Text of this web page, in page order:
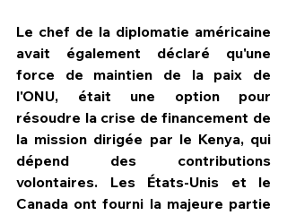
Le chef de la diplomatie américaine
avait également déclaré qu'une
force de maintien de la paix de
l'ONU, était une option pour
résoudre la crise de financement de
la mission dirigée par le Kenya, qui
dépend des contributions
volontaires. Les États-Unis et le
Canada ont fourni la majeure partie